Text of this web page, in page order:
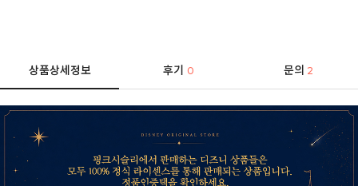
상품상세정보 후기0 문의 2